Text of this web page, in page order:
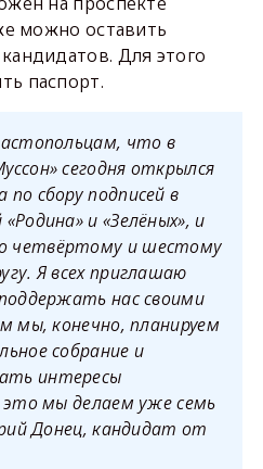
можно оставить
Для этого
паспорт.
что в
сегодня открылся
сбору подписей в
и «Зелёных», и
четвёртому и шестому
Я всех приглашаю
нас своими
мы, конечно, планируем
собрание и
интересы
это мы делаем уже семь
Донец, кандидат от